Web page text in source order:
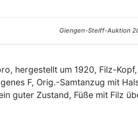
Giengen-Steiff-Auktion
hergestellt um 1920, Filz-
F, Orig.-Samtanzug mit
guter Zustand, Füße mit Filz